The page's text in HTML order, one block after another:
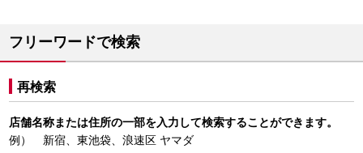
フリーワードで検索
再検索
店舗名称または住所の一部を入力して検索することができます。
例） 新宿、東池袋、浪速区 ヤマダ